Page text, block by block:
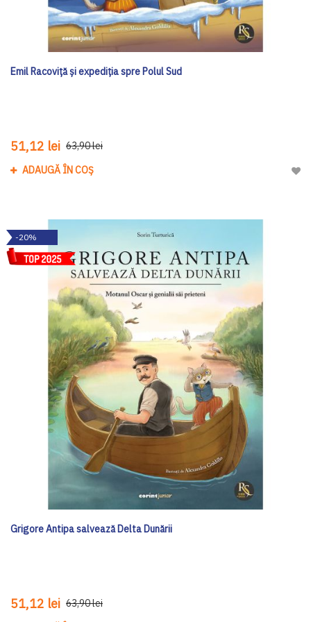
Emil Racoviță și expediția spre Polul Sud
51,12 lei 63,90 lei
ADAUGĂ ÎN COȘ
-20%
Grigore Antipa salvează Delta Dunării
51,12 lei 63,90 lei